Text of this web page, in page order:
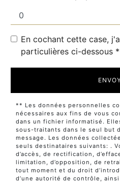
En cochant cette case,
particulières ci-dessous
** Les données personnelles
nécessaires aux fins de vous
dans un fichier informatisé.
sous-traitants dans le seul but
message. Les données
seuls destinataires suivants: .
d’accès, de rectification,
limitation, d’opposition, de
tout moment et du droit
d’une autorité de contrôle,